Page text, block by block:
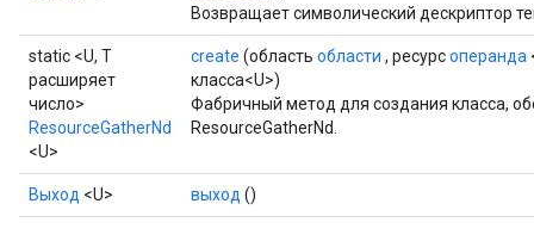
Возвращает символический дескриптор
static <U, T
расширяет
число>
ResourceGatherNd
<U>
create (область области , ресурсоперанда
класса<U>)
Фабричный метод для создания класса,
ResourceGatherNd.
Выход <U> выход ()